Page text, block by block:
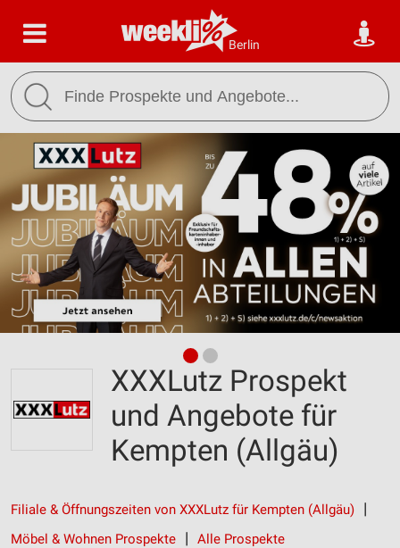
Berlin
XXXLutz Prospekt
und Angebote für
Kempten (Allgäu)
Filiale & Öffnungszeiten von XXXLutz für Kempten (Allgäu)
Möbel & Wohnen Prospekte
Alle Prospekte